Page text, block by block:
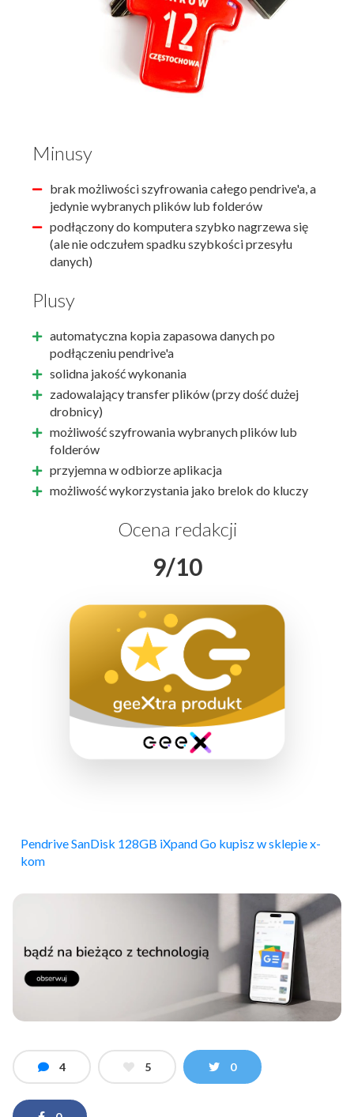
Minusy
brak możliwości szyfrowania całego pendrive'a, a
jedynie wybranych plików lub folderów
podłączony do komputera szybko nagrzewa się
(ale nie odczułem spadku szybkości przesyłu
danych)
Plusy
automatyczna kopia zapasowa danych po
podłączeniu pendrive'a
solidna jakość wykonania
zadowalający transfer plików (przy dość dużej
drobnicy)
możliwość szyfrowania wybranych plików lub
folderów
przyjemna w odbiorze aplikacja
możliwość wykorzystania jako brelok do kluczy
Ocena redakcji
9/10
Pendrive SanDisk 128GB iXpand Go kupisz w sklepie x-
kom
4 5 0